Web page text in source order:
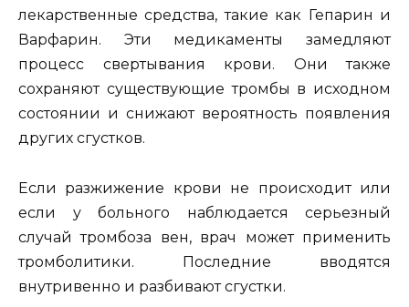
лекарственные средства, такие как Гепарин и
Варфарин. Эти медикаменты замедляют
процесс свертывания крови. Они также
сохраняют существующие тромбы в исходном
состоянии и снижают вероятность появления
других сгустков.
Если разжижение крови не происходит или
если у больного наблюдается серьезный
случай тромбоза вен, врач может применить
тромболитики. Последние вводятся
внутривенно и разбивают сгустки.